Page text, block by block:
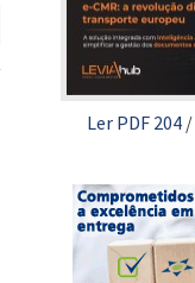
Ler PDF 204/